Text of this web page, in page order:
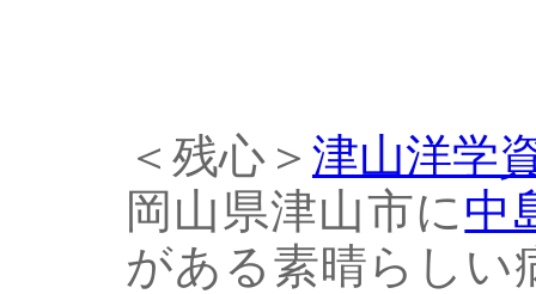
＜残心＞ 津山洋学
岡山県津山市に中
がある素晴らしい